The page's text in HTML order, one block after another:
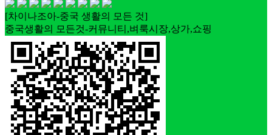
[차이나조아-중국 생활의 모든 것]
중국생활의 모든것-커뮤니티,벼룩시장,상가,쇼핑